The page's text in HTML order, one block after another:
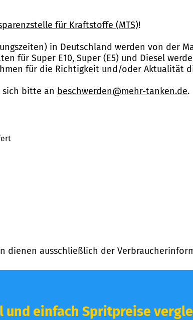
für Kraftstoffe (MTS)!
in Deutschland werden von der
für Super E10, Super (E5) und Diesel
für die Richtigkeit und/oder Aktualität
sich bitte an beschwerden@mehr-tanken.de.
dienen ausschließlich der
und einfach Spritpreise